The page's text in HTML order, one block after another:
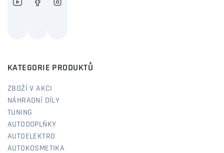
KATEGORIE PRODUKTŮ
ZBOŽÍ V AKCI
NÁHRADNÍ DÍLY
TUNING
AUTODOPLŇKY
AUTOELEKTRO
AUTOKOSMETIKA